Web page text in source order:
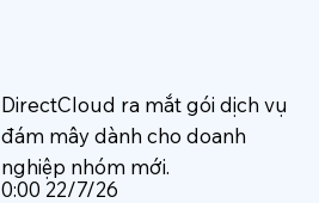
DirectCloud ra mắt gói dịch vụ
đám mây dành cho doanh
nghiệp nhóm mới.
0:00 22/7/26